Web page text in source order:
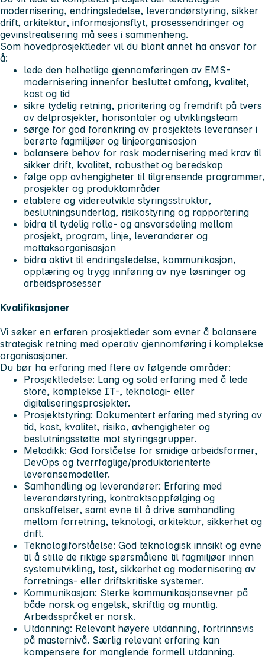
modernisering, endringsledelse, leverandørstyring, sikker
drift, arkitektur, informasjonsflyt, prosessendringer og
gevinstrealisering må sees i sammenheng.
Som hovedprosjektleder vil du blant annet ha ansvar for
å:
lede den helhetlige gjennomføringen av EMS-
modernisering innenfor besluttet omfang, kvalitet,
kost og tid
sikre tydelig retning, prioritering og fremdrift på tvers
av delprosjekter, horisontaler og utviklingsteam
sørge for god forankring av prosjektets leveranser i
berørte fagmiljøer og linjeorganisasjon
balansere behov for rask modernisering med krav til
sikker drift, kvalitet, robusthet og beredskap
følge opp avhengigheter til tilgrensende programmer,
prosjekter og produktområder
etablere og videreutvikle styringsstruktur,
beslutningsunderlag, risikostyring og rapportering
bidra til tydelig rolle- og ansvarsdeling mellom
prosjekt, program, linje, leverandører og
mottaksorganisasjon
bidra aktivt til endringsledelse, kommunikasjon,
opplæring og trygg innføring av nye løsninger og
arbeidsprosesser
Kvalifikasjoner
Vi søker en erfaren prosjektleder som evner å balansere
strategisk retning med operativ gjennomføring i komplekse
organisasjoner.
Du bør ha erfaring med flere av følgende områder:
Prosjektledelse: Lang og solid erfaring med å lede
store, komplekse IT-, teknologi- eller
digitaliseringsprosjekter.
Prosjektstyring: Dokumentert erfaring med styring av
tid, kost, kvalitet, risiko, avhengigheter og
beslutningsstøtte mot styringsgrupper.
Metodikk: God forståelse for smidige arbeidsformer,
DevOps og tverrfaglige/produktorienterte
leveransemodeller.
Samhandling og leverandører: Erfaring med
leverandørstyring, kontraktsoppfølging og
anskaffelser, samt evne til å drive samhandling
mellom forretning, teknologi, arkitektur, sikkerhet og
drift.
Teknologiforståelse: God teknologisk innsikt og evne
til å stille de riktige spørsmålene til fagmiljøer innen
systemutvikling, test, sikkerhet og modernisering av
forretnings- eller driftskritiske systemer.
Kommunikasjon: Sterke kommunikasjonsevner på
både norsk og engelsk, skriftlig og muntlig.
Arbeidsspråket er norsk.
Utdanning: Relevant høyere utdanning, fortrinnsvis
på masternivå. Særlig relevant erfaring kan
kompensere for manglende formell utdanning.